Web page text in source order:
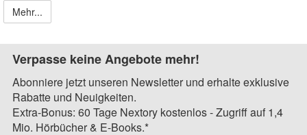
Mehr...
Verpasse keine Angebote mehr!
Abonniere jetzt unseren Newsletter und erhalte exklusive
Rabatte und Neuigkeiten.
Extra-Bonus: 60 Tage Nextory kostenlos - Zugriff auf 1,4
Mio. Hörbücher & E-Books.*